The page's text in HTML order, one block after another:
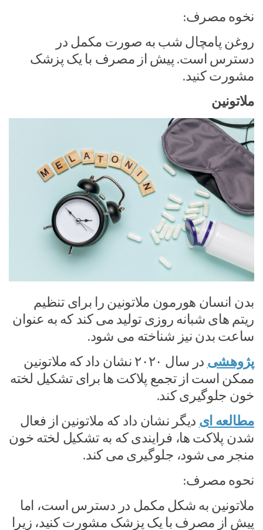
نخوه مصرف:
روغن پامچال شب به صورت مکمل در
دسترس است. پیش از مصرف با یک پزشک
مشورت کنید.
ملاتونین
بدن انسان هورمون ملاتونین را برای تنظیم
ریتم های شبانه روزی تولید می کند که به عنوان
ساعت بدن نیز شناخته می شود.
پژوهشی
در سال ۲۰۲۰ نشان داد که ملاتونین
ممکن است از تجمع پلاکت ها برای تشکیل لخته
خون جلوگیری کند.
مطالعه ای دیگر نشان داد که ملاتونین از فعال
شدن پلاکت ها، فرایندی که به تشکیل لخته خون
منجر می شود، جلوگیری می کند.
نحوه مصرف:
ملاتونین به شکل مکمل در دسترس است، اما
پیش از مصرف با یک پزشک مشورت کنید، زیرا